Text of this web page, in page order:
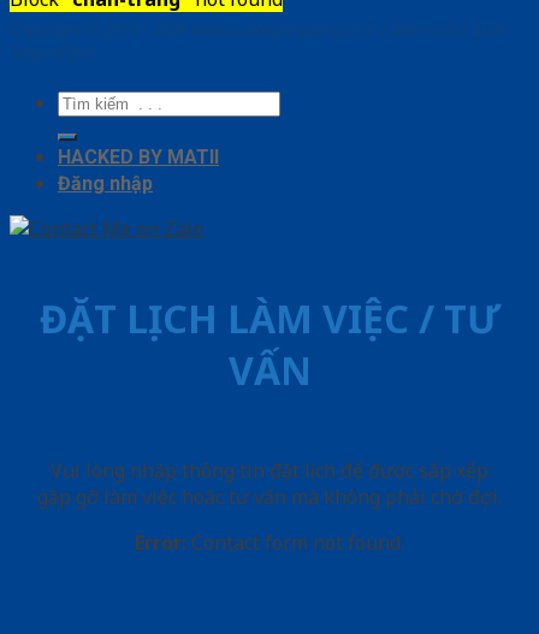
Copyright ⓒ 2010 – 2026 www.cuadepangiang.com | Đơn vị chủ quản
SaigonDoor
Tìm
kiếm:
HACKED BY MATII
Đăng nhập
ĐẶT LỊCH LÀM VIỆC / TƯ
VẤN
Vui lòng nhập thông tin đặt lịch để được sắp xếp
gặp gỡ làm việc hoăc tư vấn mà không phải chờ đợi.
Error: Contact form not found.